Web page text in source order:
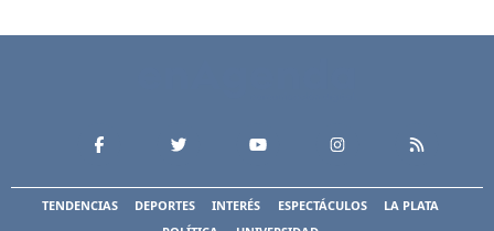
TENDENCIAS DEPORTES INTERÉS ESPECTÁCULOS
LA PLATA